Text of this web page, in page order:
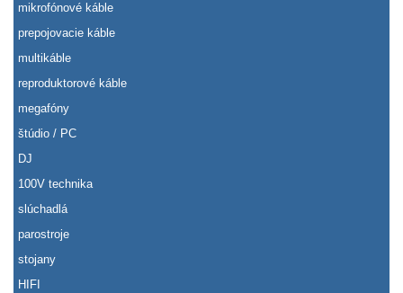
mikrofónové káble
prepojovacie káble
multikáble
reproduktorové káble
megafóny
štúdio / PC
DJ
100V technika
slúchadlá
parostroje
stojany
HIFI